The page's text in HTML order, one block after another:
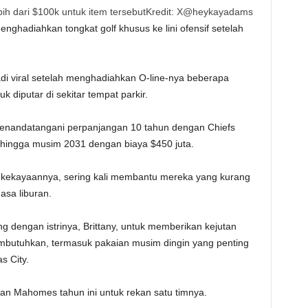
dari $100k untuk item tersebutKredit: X@heykayadams
tongkat golf khusus ke lini ofensif setelah
viral setelah menghadiahkan O-line-nya beberapa
diputar di sekitar tempat parkir.
perpanjangan 10 tahun dengan Chiefs
musim 2031 dengan biaya $450 juta.
sering kali membantu mereka yang kurang
liburan.
dengan istrinya, Brittany, untuk memberikan kejutan
termasuk pakaian musim dingin yang penting
City.
Mahomes tahun ini untuk rekan satu timnya.